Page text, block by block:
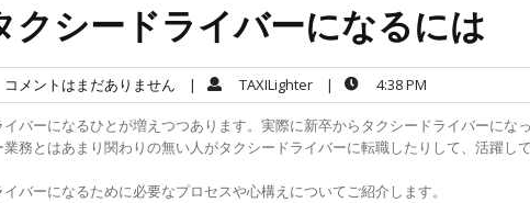
クシードライバーになるには
コメントはまだありません | TAXILighter | 4:38 PM
バーになるひとが増えつつあります。実際に新卒からタクシードライバーにな
務とはあまり関わりの無い人がタクシードライバーに転職したりして、活躍して
バーになるために必要なプロセスや心構えについてご紹介します。